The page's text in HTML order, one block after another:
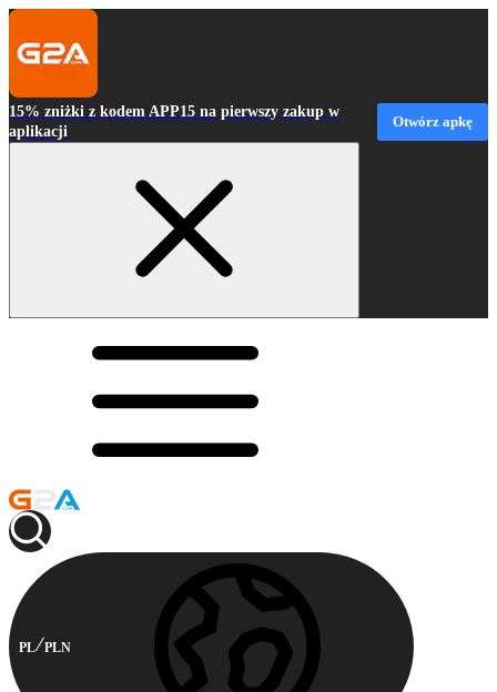
15% zniżki z kodem APP15 na pierwszy zakup w
aplikacji
Otwórz apkę
PL PLN